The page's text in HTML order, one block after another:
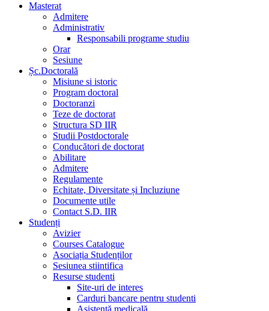
Masterat
Admitere
Administrativ
Responsabili programe studiu
Orar
Sesiune
Șc.Doctorală
Misiune si istoric
Program doctoral
Doctoranzi
Teze de doctorat
Structura SD IIR
Studii Postdoctorale
Conducători de doctorat
Abilitare
Admitere
Regulamente
Echitate, Diversitate și Incluziune
Documente utile
Contact S.D. IIR
Studenți
Avizier
Courses Catalogue
Asociația Studenților
Sesiunea stiintifica
Resurse studenti
Site-uri de interes
Carduri bancare pentru studenti
Asistență medicală